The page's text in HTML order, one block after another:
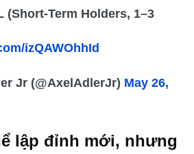
(Short-Term Holders, 1–3
izQAWOhhId
Jr (@AxelAdlerJr) May 26,
lập đỉnh mới, nhưng